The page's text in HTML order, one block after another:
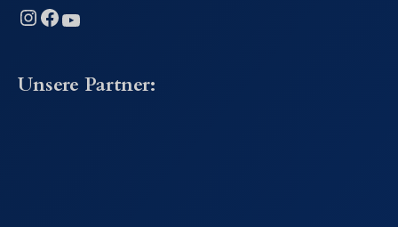
Instagram Facebook YouTube
Unsere Partner: